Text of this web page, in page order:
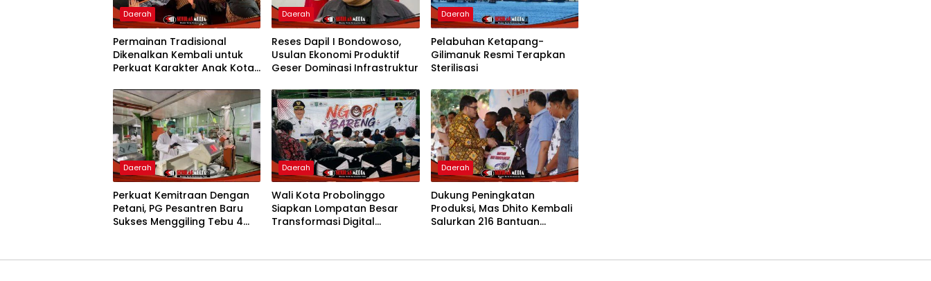
Daerah
Permainan Tradisional
Dikenalkan Kembali untuk
Perkuat Karakter Anak Kota
Daerah
Reses Dapil I Bondowoso,
Usulan Ekonomi Produktif
Geser Dominasi Infrastruktur
Daerah
Pelabuhan Ketapang-
Gilimanuk Resmi Terapkan
Sterilisasi
Daerah
Perkuat Kemitraan Dengan
Petani, PG Pesantren Baru
Sukses Menggiling Tebu 4
Daerah
Wali Kota Probolinggo
Siapkan Lompatan Besar
Transformasi Digital
Daerah
Dukung Peningkatan
Produksi, Mas Dhito Kembali
Salurkan 216 Bantuan